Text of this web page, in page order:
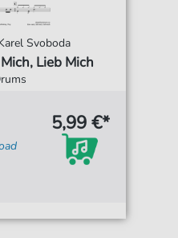
Svoboda
Lieb Mich
5,99 €*